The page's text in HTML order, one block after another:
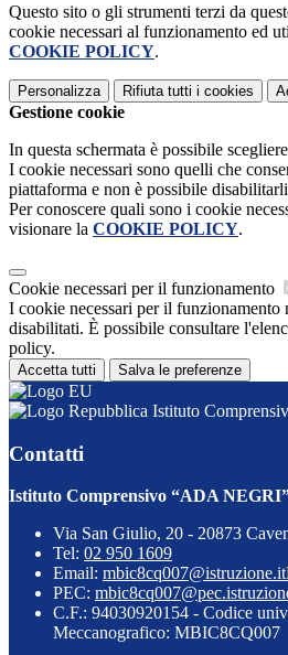
Questo sito o gli strumenti terzi da
cookie necessari al funzionamento ed
COOKIE POLICY.
Personalizza Rifiuta tutti i cookies
Gestione cookie
In questa schermata è possibile
I cookie necessari sono quelli che
piattaforma e non è possibile
Per conoscere quali sono i cookie
visionare la COOKIE POLICY.
Cookie necessari per il funzionamento
I cookie necessari per il funzionamento
disabilitati. È possibile consultare
policy.
Accetta tutti Salva le preferenze
Istituto
Contatti
Istituto Comprensivo “ADA
Via San Giulio, 20 - 20873
Tel: 02 950 1609
Email: mbic8cq007@istruzione.it
PEC:
C.F.: 94030920154 - Codice
Meccanografico: MBIC8CQ007